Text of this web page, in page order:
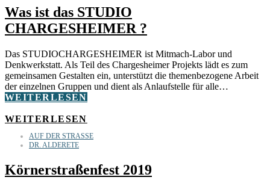
Was ist das STUDIO
CHARGESHEIMER ?
Das STUDIOCHARGESHEIMER ist Mitmach-Labor und
Denkwerkstatt. Als Teil des Chargesheimer Projekts lädt es zum
gemeinsamen Gestalten ein, unterstützt die themenbezogene Arbeit
der einzelnen Gruppen und dient als Anlaufstelle für alle…
WEITERLESEN
WEITERLESEN
AUF DER STRASSE
DR. ALDERETE
Körnerstraßenfest 2019